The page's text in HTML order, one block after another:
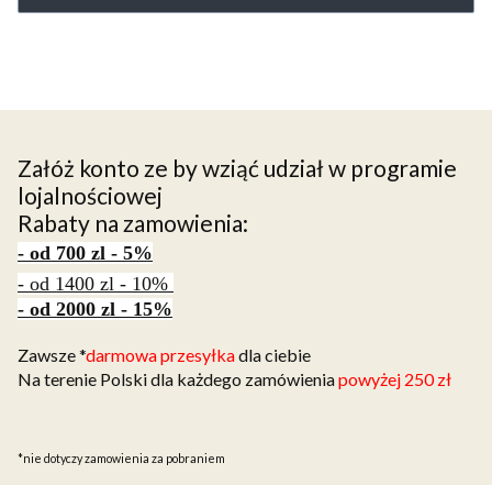
Załóż konto ze by wziąć udział w programie
lojalnościowej
Rabaty na zamowienia:
- od 700 zl - 5%
- od 1400 zl - 10%
- od 2000 zl - 15%
Zawsze *darmowa przesyłkadla ciebie
Na terenie Polski dla każdego zamówieniapowyżej 250 zł
*nie dotyczy zamowienia za pobraniem